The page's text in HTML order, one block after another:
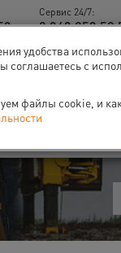
Сервис 24/7:
8 343 253 52
удобства
соглашаетесь с
файлы cookie, и